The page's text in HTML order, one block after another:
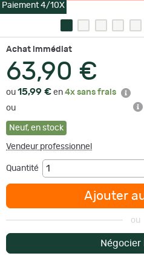
Paiement 4/10X
Achat immédiat
63,90 €
ou 15,99 € en 4x sans frais
ou
Neuf, en stock
Vendeur professionnel
Quantité
Ajouter
ou
Négocier